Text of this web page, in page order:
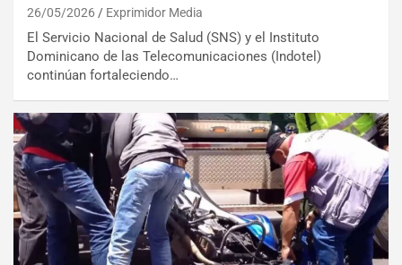
26/05/2026 Exprimidor Media
El Servicio Nacional de Salud (SNS) y el Instituto
Dominicano de las Telecomunicaciones (Indotel)
continúan fortaleciendo…